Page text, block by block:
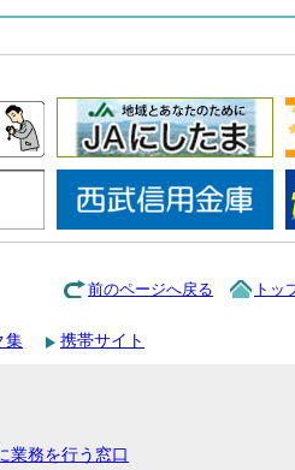
前のページへ戻る トッ
集 携帯サイト
業務を行う窓口